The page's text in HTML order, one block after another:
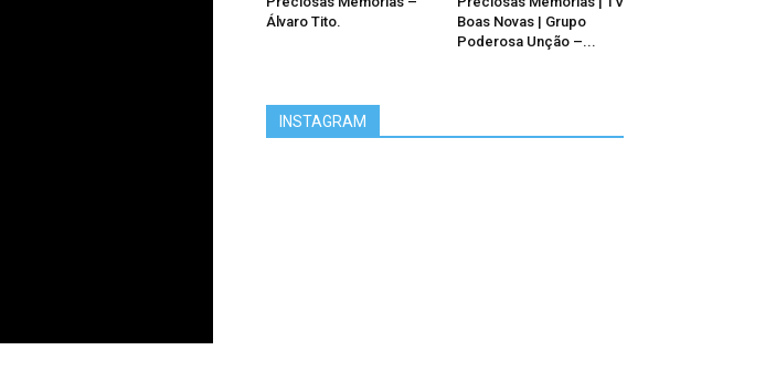
Álvaro Tito.
Boas Novas | Grupo
Poderosa Unção –...
INSTAGRAM